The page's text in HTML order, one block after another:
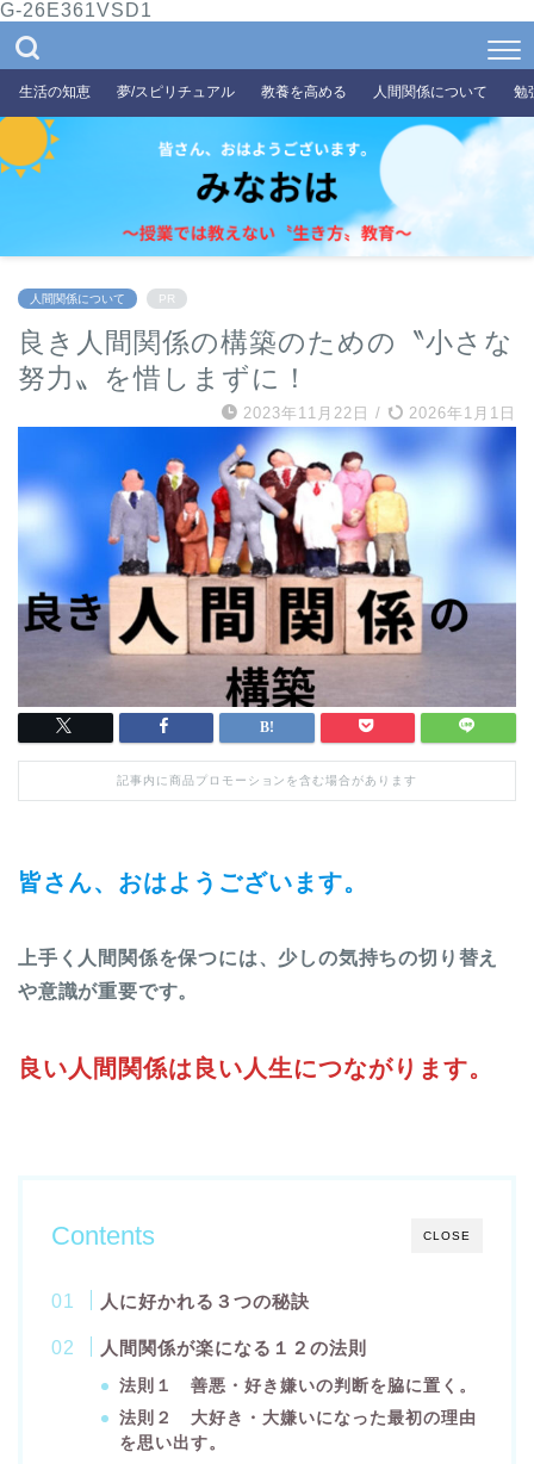
G-26E361VSD1
生活の知恵 夢/スピリチュアル 教養を高める 人間関係について 勉
人間関係について PR
良き人間関係の構築のための〝小さな
努力〟を惜しまずに！
2023年11月22日 / 2026年1月1日
記事内に商品プロモーションを含む場合があります
皆さん、おはようございます。
上手く人間関係を保つには、少しの気持ちの切り替え
や意識が重要です。
良い人間関係は良い人生につながります。
CLOSE
Contents
人に好かれる３つの秘訣
人間関係が楽になる１２の法則
法則１ 善悪・好き嫌いの判断を脇に置く。
法則２ 大好き・大嫌いになった最初の理由
を思い出す。